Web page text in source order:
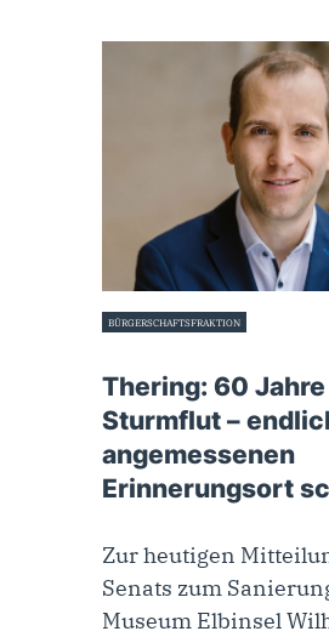
BÜRGERSCHAFTSFRAKTION
Thering: 60 Jahre
Sturmflut –
angemessenen
Erinnerungsort
Zur heutigen
Senats zum
Museum Elbinsel